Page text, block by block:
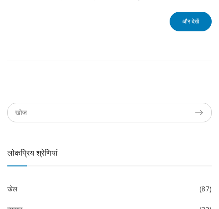
और देखें
लोकप्रिय श्रेणियां
खेल (87)